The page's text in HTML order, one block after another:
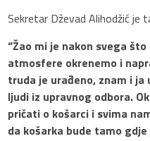
Sekretar Dževad Alihodžić je
“Žao mi je nakon svega
atmosfere okrenemo i
truda je urađeno, znam i
ljudi iz upravnog odbora.
pričati o košarci i svima
da košarka bude tamo